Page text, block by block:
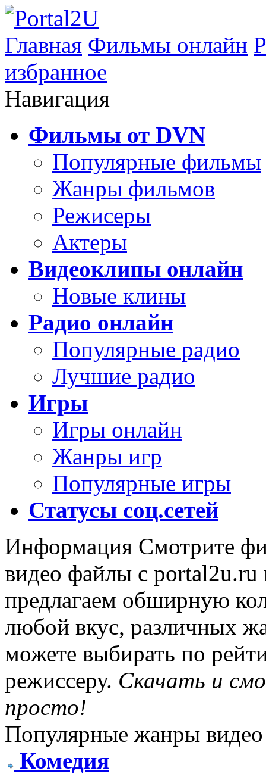
Главная Фильмы онлайн
избранное
Навигация
Фильмы от DVN
Популярные фильмы
Жанры фильмов
Режисеры
Актеры
Видеоклипы онлайн
Новые клины
Радио онлайн
Популярные радио
Лучшие радио
Игры
Игры онлайн
Жанры игр
Популярные игры
Статусы соц.сетей
Информация Смотрите
видео файлы с
предлагаем обширную
любой вкус, различных
можете выбирать по
режиссеру. Скачать и
просто!
Популярные жанры видео
Комедия